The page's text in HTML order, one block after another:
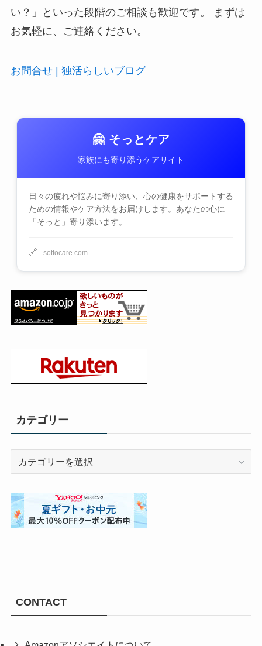
い？」といった段階のご相談も歓迎です。 まずは
お気軽に、ご連絡ください。
お問合せ | 独活らしいブログ
🤗 そっとケア
家族にも寄り添うケアサイト
日々の疲れや悩みに寄り添い、心の健康をサポートする
ための情報やケア方法をお届けします。あなたの心に
「そっと」寄り添います。
🔗 sottocare.com
カテゴリー
リ
ー
CONTACT